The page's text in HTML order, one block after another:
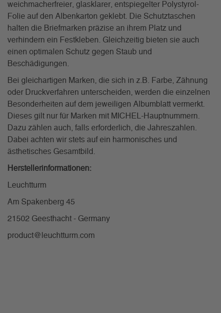
weichmacherfreier, glasklarer, entspiegelter Polystyrol-
Folie auf den Albenkarton geklebt. Die Schutztaschen
halten die Briefmarken präzise an ihrem Platz und
verhindern ein Festkleben. Gleichzeitig bieten sie auch
einen optimalen Schutz gegen Staub und
Beschädigungen.
Bei gleichartigen Marken, die sich in z.B. Farbe, Zähnung
oder Druckverfahren unterscheiden, werden die einzelnen
Besonderheiten auf dem jeweiligen Albumblatt vermerkt.
Dieses gilt nur für Marken mit MICHEL-Hauptnummern.
Dazu zählen auch, falls erforderlich, die Jahreszahlen.
Dabei achten wir stets auf ein harmonisches und
ästhetisches Gesamtbild.
Herstellerinformationen:
Leuchtturm
Am Spakenberg 45
21502 Geesthacht - Germany
product@leuchtturm.com